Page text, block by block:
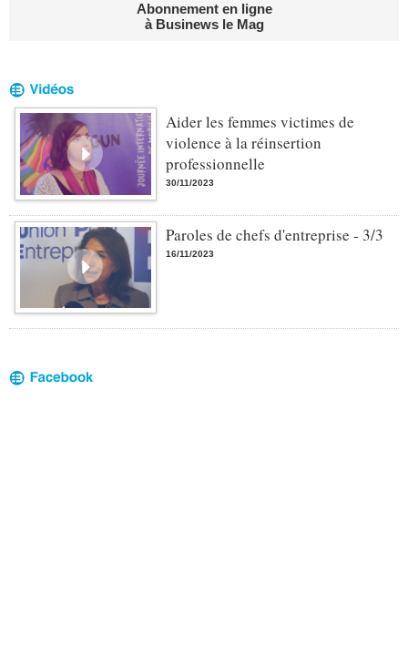
Abonnement en ligne
à Businews le Mag
Aider les femmes victimes de
violence à la réinsertion
professionnelle
30/11/2023
Paroles de chefs d'entreprise - 3/3
16/11/2023